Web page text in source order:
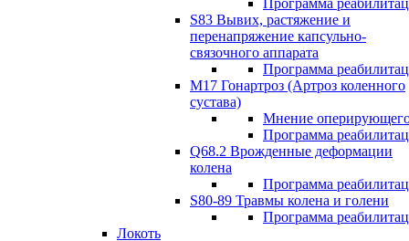
Программа
S83 Вывих, растяжение и
перенапряжение капсульно-
связочного аппарата
Программа
М17 Гонартроз (Артроз коленного
сустава)
Мнение
Программа
Q68.2 Врожденные деформации
колена
Программа
S80-89 Травмы колена и голени
Программа
Локоть